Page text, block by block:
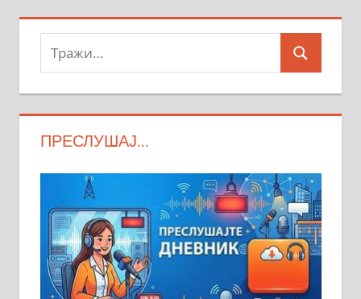
Тражи:
Search
ПРЕСЛУШАЈ…